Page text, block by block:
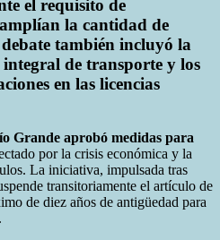
el requisito de
la cantidad de
también incluyó la
integral de transporte y los
en las licencias
Grande aprobó medidas para
por la crisis económica y la
La iniciativa, impulsada tras
transitoriamente el artículo de
de diez años de antigüedad para